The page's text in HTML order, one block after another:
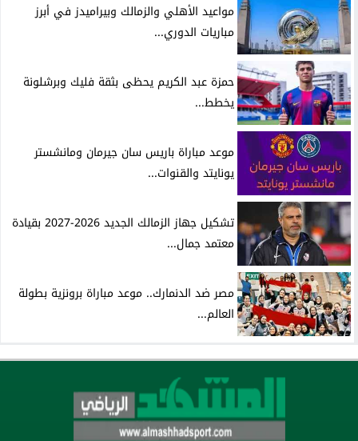
مواعيد الأهلي والزمالك وبيراميدز في أبرز
مباريات الدوري...
حمزة عبد الكريم يحظى بثقة فليك وبرشلونة
يخطط...
موعد مباراة باريس سان جيرمان ومانشستر
يونايتد والقنوات...
تشكيل جهاز الزمالك الجديد 2026-2027 بقيادة
معتمد جمال...
مصر ضد الدنمارك.. موعد مباراة برونزية بطولة
العالم...